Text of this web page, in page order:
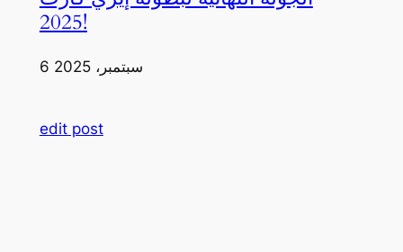
2025!
6 سبتمبر، 2025
edit post